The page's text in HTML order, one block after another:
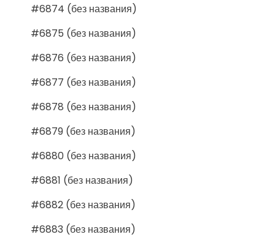
#6874 (без названия)
#6875 (без названия)
#6876 (без названия)
#6877 (без названия)
#6878 (без названия)
#6879 (без названия)
#6880 (без названия)
#6881 (без названия)
#6882 (без названия)
#6883 (без названия)